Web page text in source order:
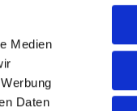
Medien
Daten